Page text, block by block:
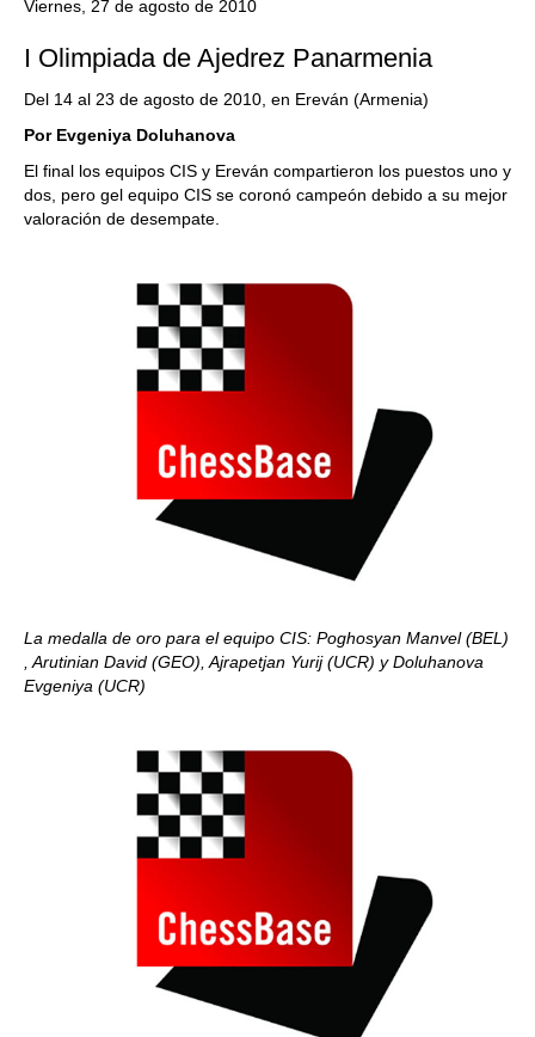
Viernes, 27 de agosto de 2010
I Olimpiada de Ajedrez Panarmenia
Del 14 al 23 de agosto de 2010, en Ereván (Armenia)
Por Evgeniya Doluhanova
El final los equipos CIS y Ereván compartieron los puestos uno y
dos pero gel equipo CIS se coronó campeón debido a su mejor
valoración de desempate.
La medalla de oro para el equipo CIS: Poghosyan Manvel (BEL)
, Arutinian David (GEO), Ajrapetjan Yurij (UCR) y Doluhanova
Evgeniya (UCR)